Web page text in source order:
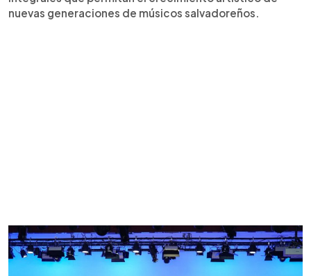
nuevas generaciones de músicos salvadoreños.